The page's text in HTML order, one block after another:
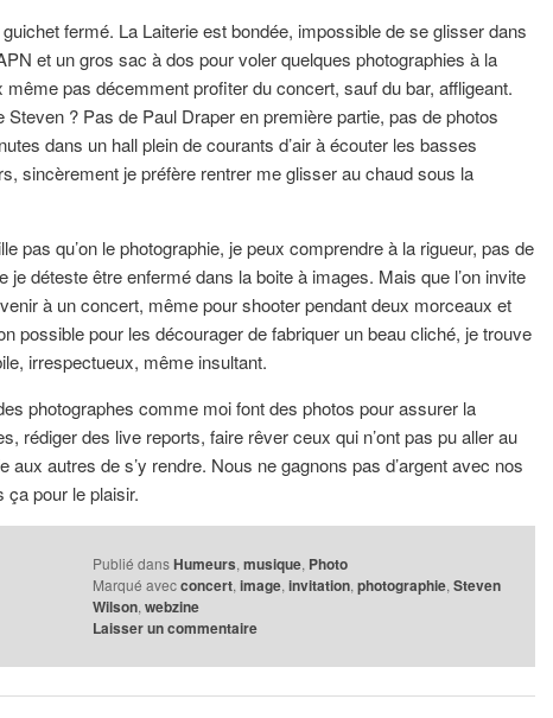
fermé. La Laiterie est bondée, impossible de se glisser dans
et un gros sac à dos pour voler quelques photographies à la
pas décemment profiter du concert, sauf du bar, affligeant.
Steven ? Pas de Paul Draper en première partie, pas de photos
dans un hall plein de courants d’air à écouter les basses
sincèrement je préfère rentrer me glisser au chaud sous la
pas qu’on le photographie, je peux comprendre à la rigueur, pas de
je déteste être enfermé dans la boite à images. Mais que l’on invite
à un concert, même pour shooter pendant deux morceaux et
possible pour les décourager de fabriquer un beau cliché, je trouve
irrespectueux, même insultant.
photographes comme moi font des photos pour assurer la
rédiger des live reports, faire rêver ceux qui n’ont pas pu aller au
aux autres de s’y rendre. Nous ne gagnons pas d’argent avec nos
pour le plaisir.
Publié dans Humeurs,musique, Photo
Marqué avec concert,image,invitation,photographie,Steven
Wilson,webzine
Laisser un commentaire